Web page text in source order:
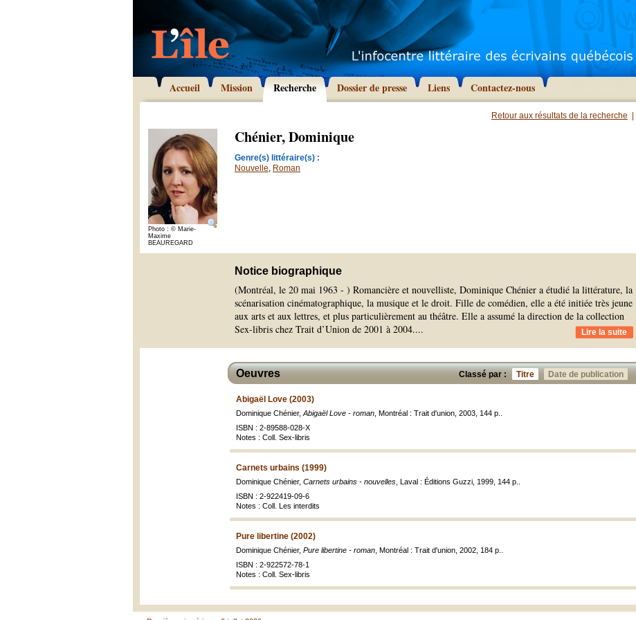
Accueil Mission Recherche Dossier de presse Liens Contactez-nous
Retour aux résultats de la recherche
Photo : © Marie-
Maxime
BEAUREGARD
Chénier, Dominique
Genre(s) littéraire(s) :
Nouvelle, Roman
Notice biographique
(Montréal, le 20 mai 1963 - ) Romancière et nouvelliste, Dominique Chénier a étudié la littérature, la
scénarisation cinématographique, la musique et le droit. Fille de comédien, elle a été initiée très jeune
aux arts et aux lettres, et plus particulièrement au théâtre. Elle a assumé la direction de la collection
Sex-libris chez Trait d’Union de 2001 à 2004.... Lire la suite
Classé par : Titre Date de publication
Oeuvres
Abigaël Love (2003)
Dominique Chénier, Abigaël Love - roman , Montréal : Trait d'union, 2003, 144 p..
ISBN : 2-89588-028-X
Notes : Coll. Sex-libris
Carnets urbains (1999)
Dominique Chénier, Carnets urbains - nouvelles , Laval : Éditions Guzzi, 1999, 144 p..
ISBN : 2-922419-09-6
Notes : Coll. Les interdits
Pure libertine (2002)
Dominique Chénier, Pure libertine - roman , Montréal : Trait d'union, 2002, 184 p..
ISBN : 2-922572-78-1
Notes : Coll. Sex-libris